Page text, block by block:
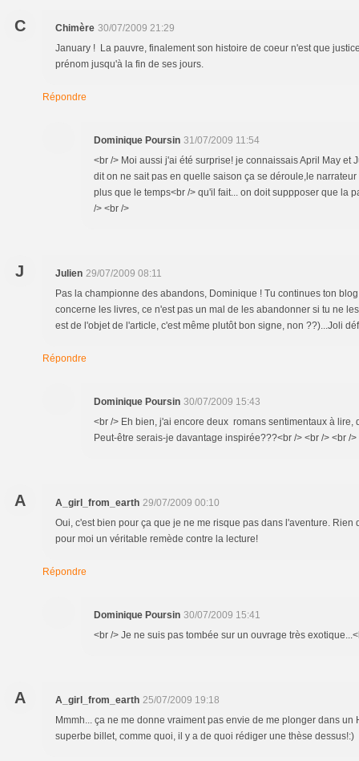
C Chimère 30/07/2009 21:29
January ! La pauvre, finalement son histoire de coeur n'est que
prénom jusqu'à la fin de ses jours.
Répondre
Dominique Poursin 31/07/2009 11:54
<br /> Moi aussi j'ai été surprise! je connaissais April May et
dit on ne sait pas en quelle saison ça se déroule,le
plus que le temps<br /> qu'il fait... on doit suppposer que la
/> <br />
J Julien 29/07/2009 08:11
Pas la championne des abandons, Dominique ! Tu continues ton
concerne les livres, ce n'est pas un mal de les abandonner si tu ne
est de l'objet de l'article, c'est même plutôt bon signe, non ??)...Joli
Répondre
Dominique Poursin 30/07/2009 15:43
<br /> Eh bien, j'ai encore deux romans sentimentaux à lire,
Peut-être serais-je davantage inspirée???<br /> <br /> <br />
A A_girl_from_earth 29/07/2009 00:10
Oui, c'est bien pour ça que je ne me risque pas dans l'aventure. Rien
pour moi un véritable remède contre la lecture!
Répondre
Dominique Poursin 30/07/2009 15:41
<br /> Je ne suis pas tombée sur un ouvrage très
A A_girl_from_earth 25/07/2009 19:18
Mmmh... ça ne me donne vraiment pas envie de me plonger dans un
superbe billet, comme quoi, il y a de quoi rédiger une thèse dessus!:)